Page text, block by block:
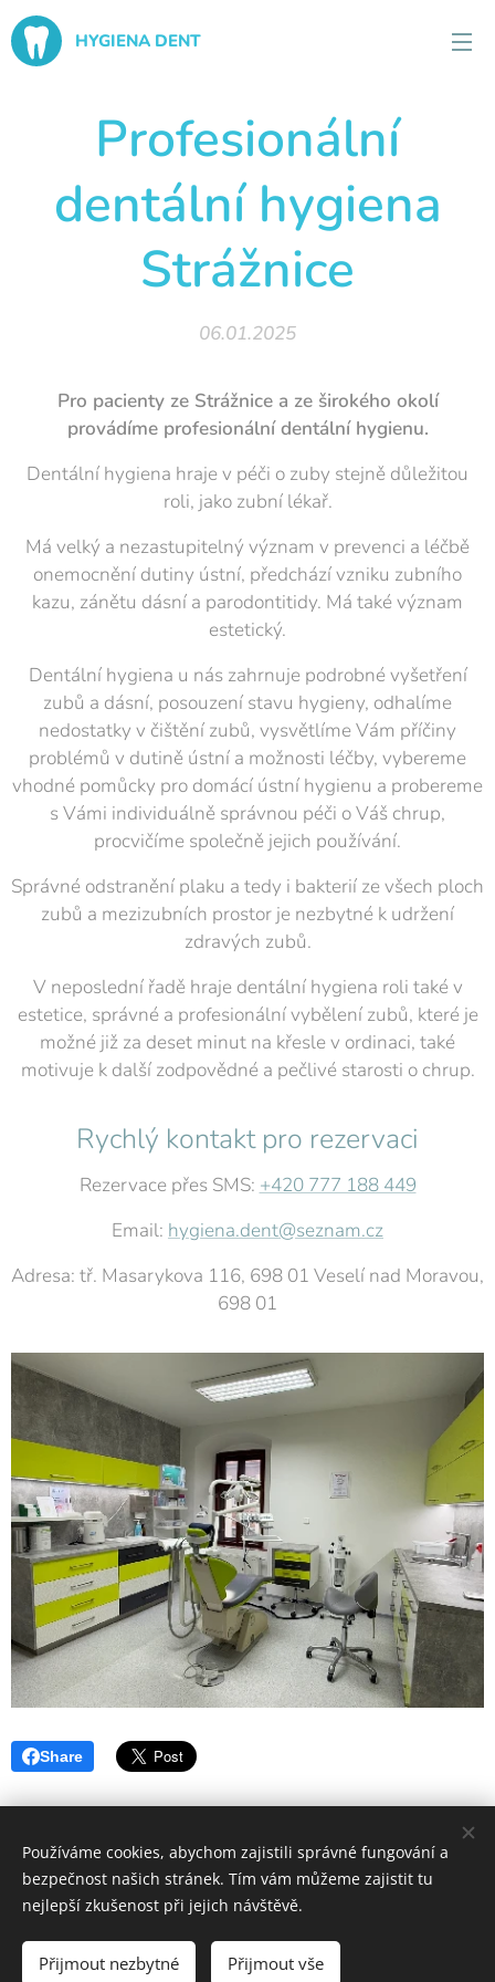
HYGIENA DENT
Profesionální
dentální hygiena
Strážnice
06.01.2025
Pro pacienty ze Strážnice a ze širokého okolí
provádíme profesionální dentální hygienu.
Dentální hygiena hraje v péči o zuby stejně důležitou
roli, jako zubní lékař.
Má velký a nezastupitelný význam v prevenci a léčbě
onemocnění dutiny ústní, předchází vzniku zubního
kazu, zánětu dásní a parodontitidy. Má také význam
estetický.
Dentální hygiena u nás zahrnuje podrobné vyšetření
zubů a dásní, posouzení stavu hygieny, odhalíme
nedostatky v čištění zubů, vysvětlíme Vám příčiny
problémů v dutině ústní a možnosti léčby, vybereme
vhodné pomůcky pro domácí ústní hygienu a probereme
s Vámi individuálně správnou péči o Váš chrup,
procvičíme společně jejich používání.
Správné odstranění plaku a tedy i bakterií ze všech ploch
zubů a mezizubních prostor je nezbytné k udržení
zdravých zubů.
V neposlední řadě hraje dentální hygiena roli také v
estetice, správné a profesionální vybělení zubů, které je
možné již za deset minut na křesle v ordinaci, také
motivuje k další zodpovědné a pečlivé starosti o chrup.
Rychlý kontakt pro rezervaci
Rezervace přes SMS: +420 777 188 449
Email: hygiena.dent@seznam.cz
Adresa: tř. Masarykova 116, 698 01 Veselí nad Moravou,
698 01
Share
Hygiena Dent | Dentální hygiena Veselí nad Moravou |
Vytvořeno službou Webnode
Používáme cookies, abychom zajistili správné fungování a
bezpečnost našich stránek. Tím vám můžeme zajistit tu
nejlepší zkušenost při jejich návštěvě.
Přijmout nezbytné Přijmout vše